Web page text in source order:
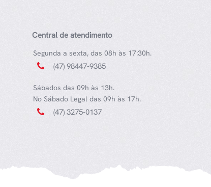
Central de atendimento
Segunda a sexta, das 08h às 17:30h.
(47) 98447-9385
Sábados das 09h às 13h.
No Sábado Legal das 09h às 17h.
(47) 3275-0137